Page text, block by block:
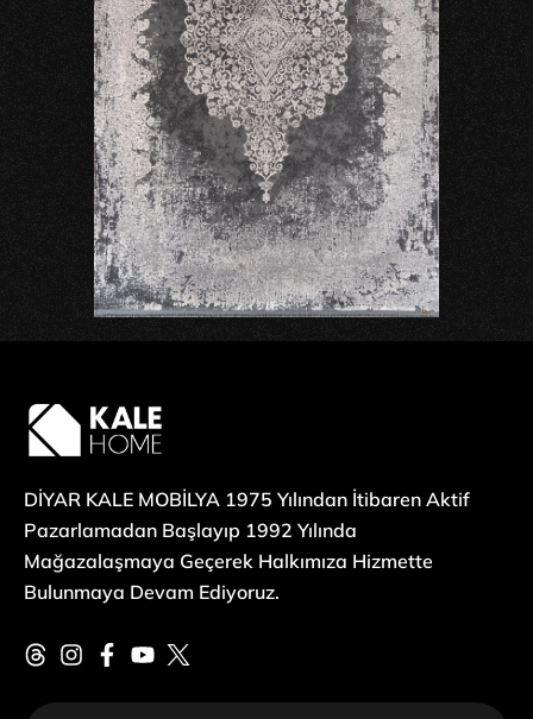
DİYAR KALE MOBİLYA 1975 Yılından İtibaren Aktif
Pazarlamadan Başlayıp 1992 Yılında
Mağazalaşmaya Geçerek Halkımıza Hizmette
Bulunmaya Devam Ediyoruz.